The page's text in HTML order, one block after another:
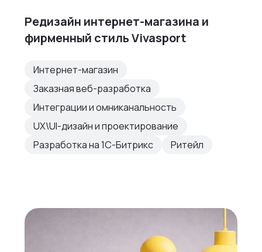
Редизайн интернет-магазина и
фирменный стиль Vivasport
Интернет-магазин
Заказная веб-разработка
Интеграции и омниканальность
UX\UI-дизайн и проектирование
Разработка на 1С-Битрикс
Ритейл